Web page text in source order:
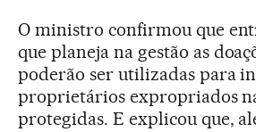
O ministro confirmou que
que planeja na gestão as
poderão ser utilizadas para
proprietários expropriados
protegidas. E explicou que,